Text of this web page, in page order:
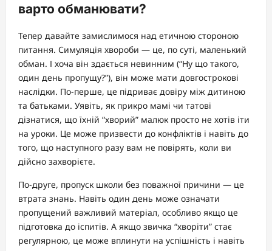
варто обманювати?
Тепер давайте замислимося над етичною стороною
питання. Симуляція хвороби — це, по суті, маленький
обман. І хоча він здається невинним (“Ну що такого,
один день пропущу?”), він може мати довгострокові
наслідки. По-перше, це підриває довіру між дитиною
та батьками. Уявіть, як прикро мамі чи татові
дізнатися, що їхній “хворий” малюк просто не хотів іти
на уроки. Це може призвести до конфліктів і навіть до
того, що наступного разу вам не повірять, коли ви
дійсно захворієте.
По-друге, пропуск школи без поважної причини — це
втрата знань. Навіть один день може означати
пропущений важливий матеріал, особливо якщо це
підготовка до іспитів. А якщо звичка “хворіти” стає
регулярною, це може вплинути на успішність і навіть